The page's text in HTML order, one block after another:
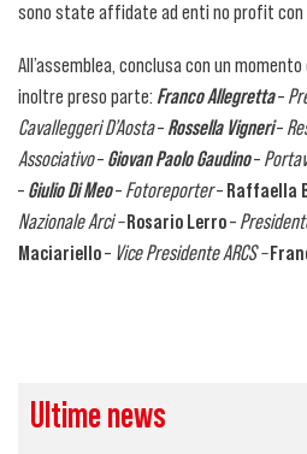
sono state affidate ad enti no profit con
All’assemblea, conclusa con un
inoltre preso parte: Franco Allegretta–
Cavalleggeri D’Aosta– Rossella Vigneri–
Associativo– Giovan Paolo Gaudino–
– Giulio Di Meo– Fotoreporter– Raffaella
Nazionale Arci –Rosario Lerro–
Maciariello– Vice Presidente ARCS –
Ultime news